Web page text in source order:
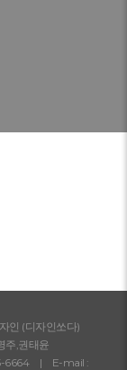
인 (디자인쏘다)
주,권태윤
6664 | E-mail :